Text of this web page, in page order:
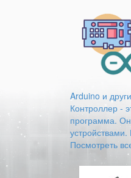
Arduino и
Контроллер -
программа. Он
Посмотреть